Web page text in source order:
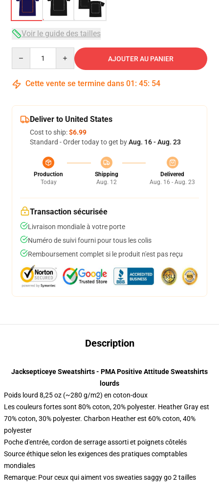
Voir le guide des tailles
AJOUTER AU PANIER
Cette vente se termine dans 01 : 45: 54
Deliver to United States
Cost to ship:$6.99
Standard - Order today to get byAug. 16 - Aug. 23
Production
Today
Shipping
Aug. 12
Delivered
Aug. 16 - Aug. 23
Transaction sécurisée
Livraison mondiale à votre porte
Numéro de suivi fourni pour tous les colis
Remboursement complet si le produit n'est pas reçu
Description
Jacksepticeye Sweatshirts - PMA Positive Attitude Sweatshirts
lourds
Poids lourd 8,25 oz (~280 g/m2) en coton-doux
Les couleurs fortes sont 80% coton, 20% polyester. Heather Gray est
70% coton, 30% polyester. Charbon Heather est 60% coton, 40%
polyester
Poche d'entrée, cordon de serrage assorti et poignets côtelés
Source éthique selon les exigences des pratiques comptables
mondiales
Remarque: Pour ceux qui aiment vos sweaties saggy go 2 tailles